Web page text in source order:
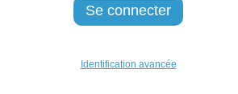
Identification avancée